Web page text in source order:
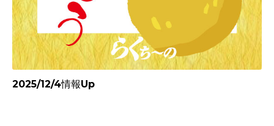
2025/12/4情報Up